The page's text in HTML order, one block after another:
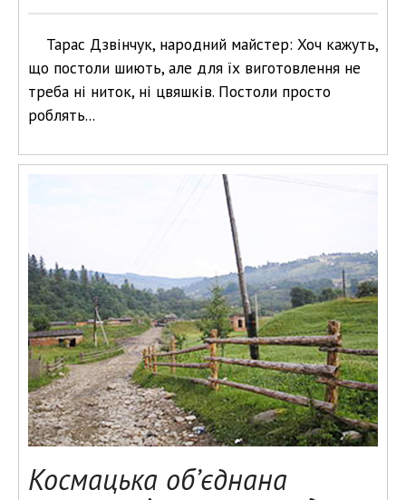
Тарас Дзвінчук, народний майстер: Хоч кажуть,
що постоли шиють, але для їх виготовлення не
треба ні ниток, ні цвяшків. Постоли просто
роблять...
Космацька об’єднана